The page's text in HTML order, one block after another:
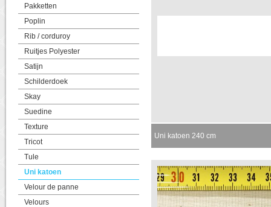
Pakketten
Poplin
Rib / corduroy
Ruitjes Polyester
Satijn
Schilderdoek
Skay
Suedine
Texture
Tricot
Tule
Uni katoen
Velour de panne
Velours
Uni katoen 240 cm